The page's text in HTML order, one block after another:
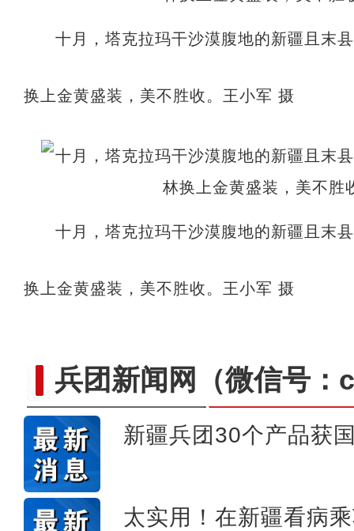
十月，塔克拉玛干沙漠腹地的新疆且末
换上金黄盛装，美不胜收。王小军 摄
十月，塔克拉玛干沙漠腹地的新疆且末
换上金黄盛装，美不胜收。王小军 摄
兵团新闻网 （微信号
新疆兵团30个产品获
太实用！在新疆看病